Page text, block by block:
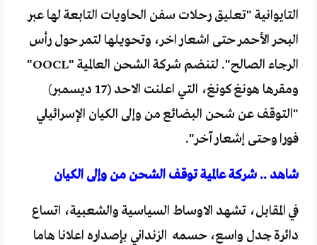
التايوانية "تعليق رحلات سفن الحاويات التابعة لها عبر
البحر الأحمر حتى اشعار اخر، وتحويلها لتمر حول رأس
الرجاء الصالح". لتنضم شركة الشحن العالمية "OOCL"
ومقرها هونغ كونغ، التي اعلنت الاحد (17 ديسمبر)
"التوقف عن شحن البضائع من وإلى الكيان الإسرائيلي
فورا وحتى إشعار آخر".
شاهد .. شركة عالمية توقف الشحن من وإلى الكيان
في المقابل، تشهد الاوساط السياسية والشعبية، اتساع
دائرة جدل واسع، حسمه الزنداني بإصداره اعلانا هاما